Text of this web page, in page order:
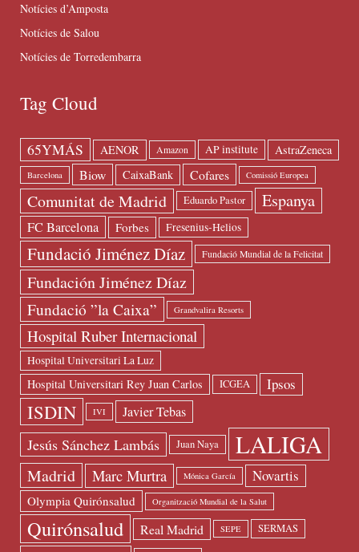
Notícies d’Amposta
Notícies de Salou
Notícies de Torredembarra
Tag Cloud
65YMÁS AENOR Amazon AP institute AstraZeneca
Barcelona Biow CaixaBank Cofares Comissió Europea
Comunitat de Madrid Eduardo Pastor Espanya
FC Barcelona Forbes Fresenius-Helios
Fundació Jiménez Díaz Fundació Mundial de la Felicitat
Fundación Jiménez Díaz
Fundació ”la Caixa” Grandvalira Resorts
Hospital Ruber Internacional
Hospital Universitari La Luz
Hospital Universitari Rey Juan Carlos ICGEA Ipsos
ISDIN IVI Javier Tebas
Jesús Sánchez Lambás Juan Naya LALIGA
Madrid Marc Murtra Mónica García Novartis
Olympia Quirónsalud Organització Mundial de la Salut
Quirónsalud Real Madrid SEPE SERMAS